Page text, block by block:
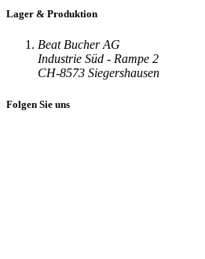
Lager & Produktion
Beat Bucher AG
Industrie Süd - Rampe 2
CH-8573 Siegershausen
Folgen Sie uns